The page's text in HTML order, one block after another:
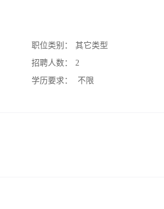
职位类别：
其它类型
招聘人数：
2
学历要求：
不限